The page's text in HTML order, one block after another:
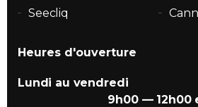
Seecliq
Heures d'ouverture
Lundi au vendredi
9h00 — 12h00